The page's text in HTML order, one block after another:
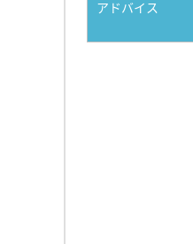
アドバイス